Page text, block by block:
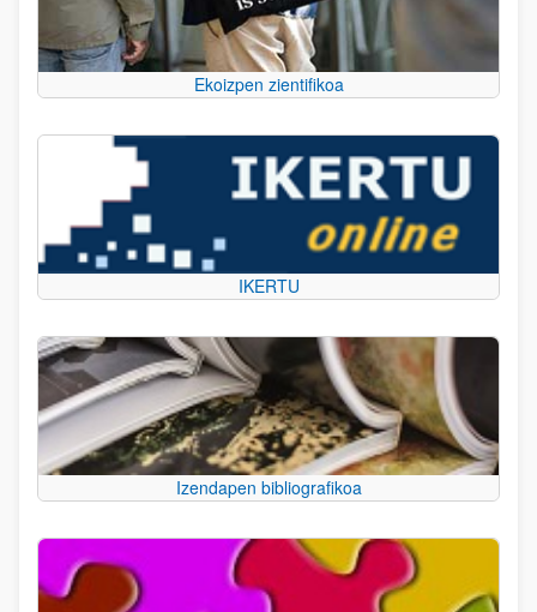
Ekoizpen zientifikoa
IKERTU
Izendapen bibliografikoa